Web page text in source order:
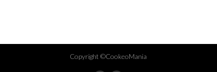
Copyright ©CookeoMania